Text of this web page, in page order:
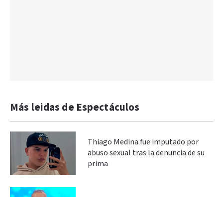
Más leidas de Espectáculos
Thiago Medina fue imputado por
abuso sexual tras la denuncia de su
prima